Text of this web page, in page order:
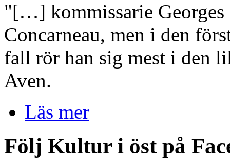
"[…] kommissarie Georges
Concarneau, men i den
fall rör han sig mest i den
Aven.
Läs mer
Följ Kultur i öst på